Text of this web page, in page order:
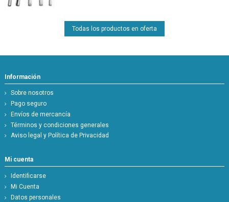
Todas los productos en oferta
Información
Sobre nosotros
Pago seguro
Envíos de mercancía
Términos y condiciones generales
Aviso legal y Política de Privacidad
Mi cuenta
Identificarse
Mi Cuenta
Datos personales